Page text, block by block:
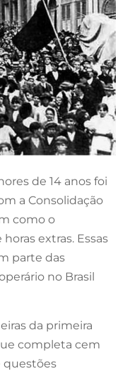
de 14 anos foi
a Consolidação
como o
extras. Essas
parte das
no Brasil
da primeira
completa cem
questões